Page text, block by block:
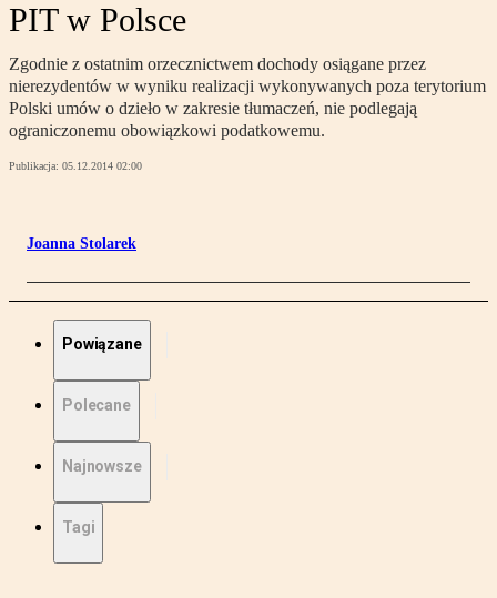
PIT w Polsce
Zgodnie z ostatnim orzecznictwem dochody osiągane przez
nierezydentów w wyniku realizacji wykonywanych poza terytorium
Polski umów o dzieło w zakresie tłumaczeń, nie podlegają
ograniczonemu obowiązkowi podatkowemu.
Publikacja: 05.12.2014 02:00
Joanna Stolarek
Powiązane
Polecane
Najnowsze
Tagi